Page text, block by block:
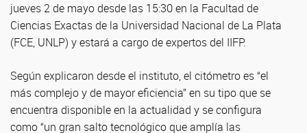
jueves 2 de mayo desde las 15:30 en la Facultad de
Ciencias Exactas de la Universidad Nacional de La Plata
(FCE, UNLP) y estará a cargo de expertos del IIFP.
Según explicaron desde el instituto, el citómetro es “el
más complejo y de mayor eficiencia” en su tipo que se
encuentra disponible en la actualidad y se configura
como “un gran salto tecnológico que amplía las